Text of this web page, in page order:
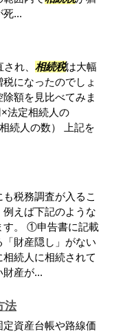
死...
れ、 相続税は大幅
になったのでしょ
額を見比べてみま
法定相続人の
続人の数） 上記を
も税務調査が入るこ
えば下記のような
す。 ①申告書に記載
財産隠し」がない
続人に相続されて
財産が...
法
資産台帳や路線価